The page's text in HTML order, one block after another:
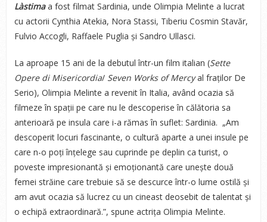
Làstima a fost filmat Sardinia, unde Olimpia Melinte a lucrat
cu actorii Cynthia Atekia, Nora Stassi, Tiberiu Cosmin Stavăr,
Fulvio Accogli, Raffaele Puglia și Sandro Ullasci.
La aproape 15 ani de la debutul într-un film italian (Sette
Opere di Misericordia/ Seven Works of Mercyal fraților De
Serio), Olimpia Melinte a revenit în Italia, având ocazia să
filmeze în spații pe care nu le descoperise în călătoria sa
anterioară pe insula care i-a rămas în suflet: Sardinia. „Am
descoperit locuri fascinante, o cultură aparte a unei insule pe
care n-o poți înțelege sau cuprinde pe deplin ca turist, o
poveste impresionantă și emoționantă care unește două
femei străine care trebuie să se descurce într-o lume ostilă și
am avut ocazia să lucrez cu un cineast deosebit de talentat și
o echipă extraordinară.”, spune actrița Olimpia Melinte.